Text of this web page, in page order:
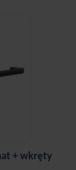
+ wkręty